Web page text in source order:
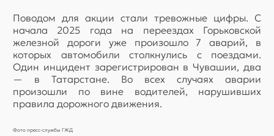
Поводом для акции стали тревожные цифры. С
начала 2025 года на переездах Горьковской
железной дороги уже произошло 7 аварий, в
которых автомобили столкнулись с поездами.
Один инцидент зарегистрирован в Чувашии, два
— в Татарстане. Во всех случаях аварии
произошли по вине водителей, нарушивших
правила дорожного движения.
Фото пресс-службы ГЖД